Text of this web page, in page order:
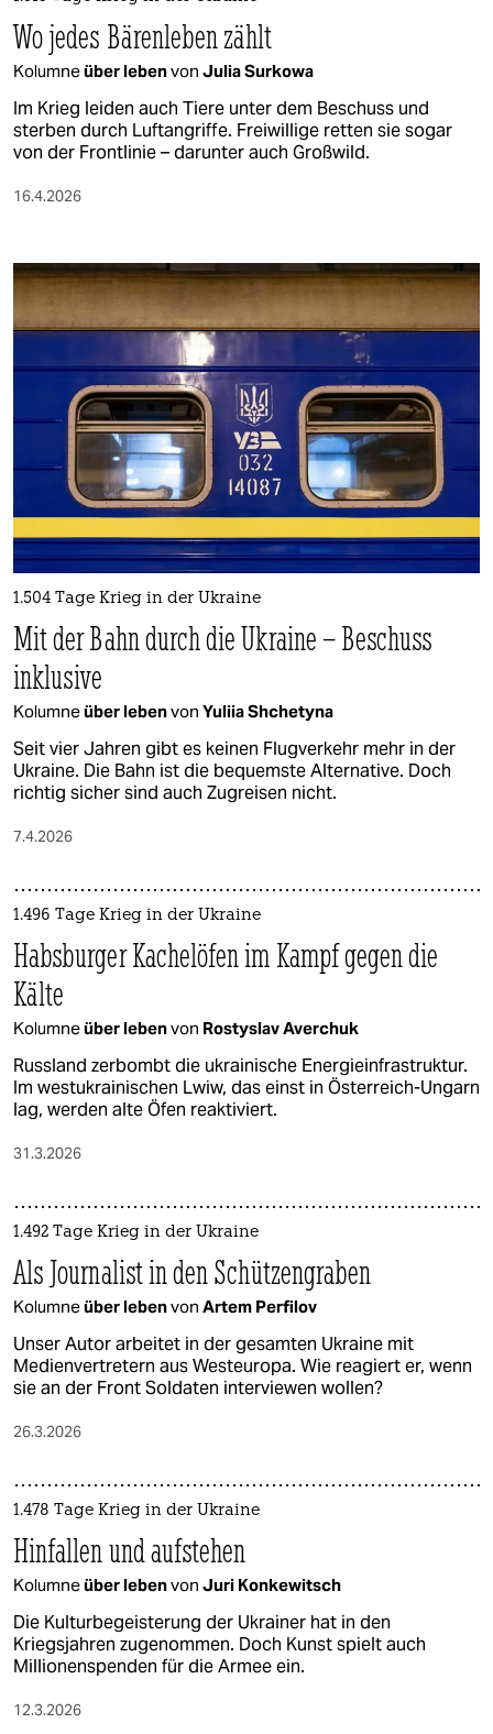
Wo jedes Bärenleben zählt
Kolumneüber lebenvon Julia Surkowa
Im Krieg leiden auch Tiere unter dem Beschuss und
sterben durch Luftangriffe. Freiwillige retten sie sogar
von der Frontlinie – darunter auch Großwild.
16.4.2026
1.504 Tage Krieg in der Ukraine
Mit der Bahn durch die Ukraine – Beschuss
inklusive
Kolumneüber lebenvon Yuliia Shchetyna
Seit vier Jahren gibt es keinen Flugverkehr mehr in der
Ukraine. Die Bahn ist die bequemste Alternative. Doch
richtig sicher sind auch Zugreisen nicht.
7.4.2026
1.496 Tage Krieg in der Ukraine
Habsburger Kachelöfen im Kampf gegen die
Kälte
Kolumneüber lebenvon Rostyslav Averchuk
Russland zerbombt die ukrainische Energieinfrastruktur.
Im westukrainischen Lwiw, das einst in Österreich-Ungarn
lag, werden alte Öfen reaktiviert.
31.3.2026
1.492 Tage Krieg in der Ukraine
Als Journalist in den Schützengraben
Kolumneüber lebenvon Artem Perfilov
Unser Autor arbeitet in der gesamten Ukraine mit
Medienvertretern aus Westeuropa. Wie reagiert er, wenn
sie an der Front Soldaten interviewen wollen?
26.3.2026
1.478 Tage Krieg in der Ukraine
Hinfallen und aufstehen
Kolumneüber lebenvon Juri Konkewitsch
Die Kulturbegeisterung der Ukrainer hat in den
Kriegsjahren zugenommen. Doch Kunst spielt auch
Millionenspenden für die Armee ein.
12.3.2026